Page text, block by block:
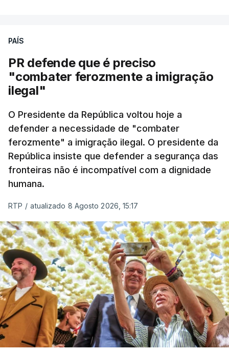
PAÍS
PR defende que é preciso
"combater ferozmente a imigração
ilegal"
O Presidente da República voltou hoje a
defender a necessidade de "combater
ferozmente" a imigração ilegal. O presidente da
República insiste que defender a segurança das
fronteiras não é incompatível com a dignidade
humana.
RTP / atualizado 8 Agosto 2026, 15:17